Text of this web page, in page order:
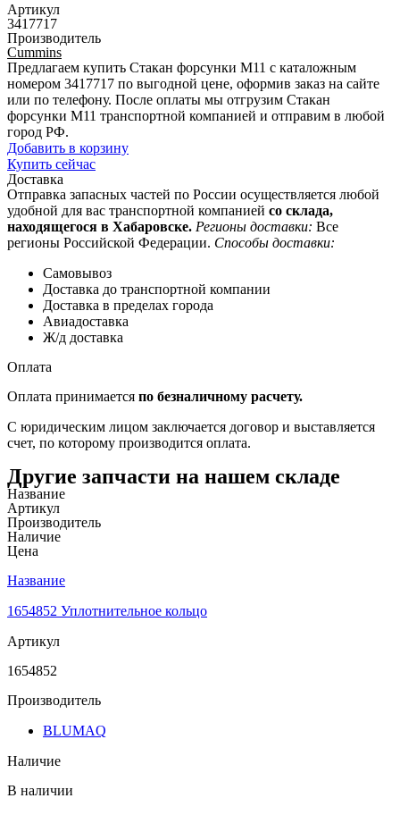
Артикул
3417717
Производитель
Cummins
Предлагаем купить Стакан форсунки М11 с каталожным
номером 3417717 по выгодной цене, оформив заказ на сайте
или по телефону. После оплаты мы отгрузим Стакан
форсунки М11 транспортной компанией и отправим в любой
город РФ.
Добавить в корзину
Купить сейчас
Доставка
Отправка запасных частей по России осуществляется любой
удобной для вас транспортной компанией со склада,
находящегося в Хабаровске. Регионы доставки: Все
регионы Российской Федерации. Способы доставки:
Самовывоз
Доставка до транспортной компании
Доставка в пределах города
Авиадоставка
Ж/д доставка
Оплата
Оплата принимается по безналичному расчету.
С юридическим лицом заключается договор и выставляется
счет, по которому производится оплата.
Другие запчасти на нашем складе
Название
Артикул
Производитель
Наличие
Цена
Название
1654852 Уплотнительное кольцо
Артикул
1654852
Производитель
BLUMAQ
Наличие
В наличии